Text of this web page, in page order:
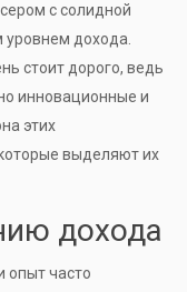
с солидной
уровнем дохода.
стоит дорого, ведь
инновационные и
этих
выделяют их
дохода
опыт часто